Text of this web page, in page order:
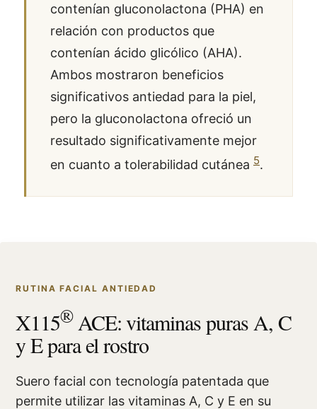
contenían gluconolactona (PHA) en
relación con productos que
contenían ácido glicólico (AHA).
Ambos mostraron beneficios
significativos antiedad para la piel,
pero la gluconolactona ofreció un
resultado significativamente mejor
en cuanto a tolerabilidad cutánea 5.
RUTINA FACIAL ANTIEDAD
X115®ACE: vitaminas puras A, C
y E para el rostro
Suero facial con tecnología patentada que
permite utilizar las vitaminas A, C y E en su